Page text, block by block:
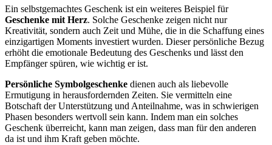
Ein selbstgemachtes Geschenk ist ein weiteres Beispiel für
Geschenke mit Herz. Solche Geschenke zeigen nicht nur
Kreativität, sondern auch Zeit und Mühe, die in die Schaffung eines
einzigartigen Moments investiert wurden. Dieser persönliche Bezug
erhöht die emotionale Bedeutung des Geschenks und lässt den
Empfänger spüren, wie wichtig er ist.
Persönliche Symbolgeschenke dienen auch als liebevolle
Ermutigung in herausfordernden Zeiten. Sie vermitteln eine
Botschaft der Unterstützung und Anteilnahme, was in schwierigen
Phasen besonders wertvoll sein kann. Indem man ein solches
Geschenk überreicht, kann man zeigen, dass man für den anderen
da ist und ihm Kraft geben möchte.